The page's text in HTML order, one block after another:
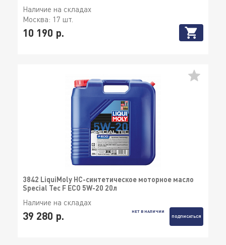
Наличие на складах
Москва: 17 шт.
10 190 р.
3842 LiquiMoly НС-синтетическое моторное масло
Special Tec F ECO 5W-20 20л
Наличие на складах
39 280 р.
НЕТ В НАЛИЧИИ
ПОДПИСАТЬСЯ